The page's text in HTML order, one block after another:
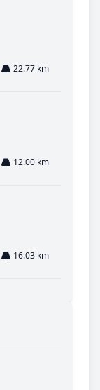
22.77 km
12.00 km
16.03 km